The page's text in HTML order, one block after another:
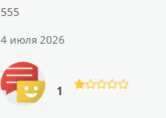
555
4 июля 2026
1